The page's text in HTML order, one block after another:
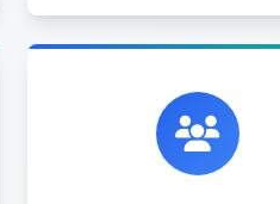
Сотрудничаем с
организациями. Если у
есть интересные
всегда открыты к